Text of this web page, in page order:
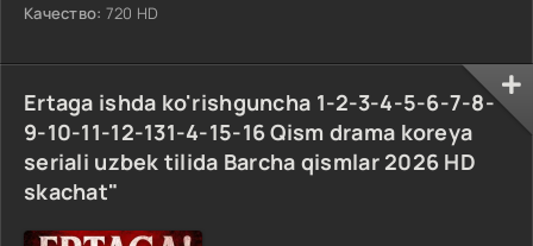
Качество: 720 HD
Ertaga ishda ko'rishguncha 1-2-3-4-5-6-7-8-
9-10-11-12-131-4-15-16 Qism drama koreya
seriali uzbek tilida Barcha qismlar 2026 HD
skachat"